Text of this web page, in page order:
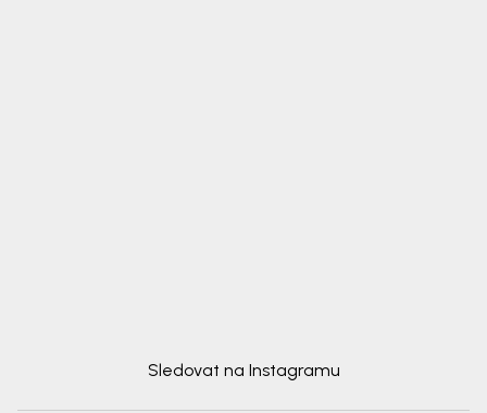
Sledovat na Instagramu